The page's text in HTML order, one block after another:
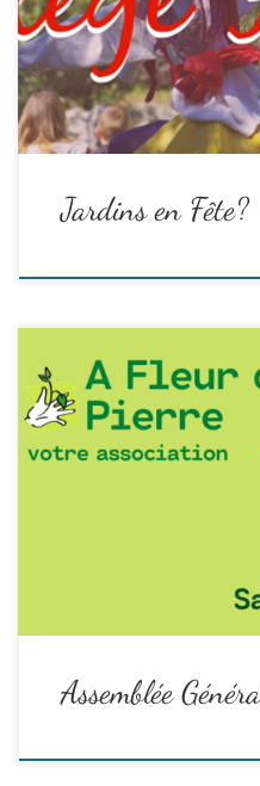
Adhérent.es de tous jardins,
une jolie fête de printemps !!
La … Read the rest
Jardins en Fête?
Bilan du samedi 24 octobre 2020
Chèr.e Adhérent.e, cette
générale a dû s’adapter au
également à la nouvelle
Le Conseil Collégial a donc
Assemblée